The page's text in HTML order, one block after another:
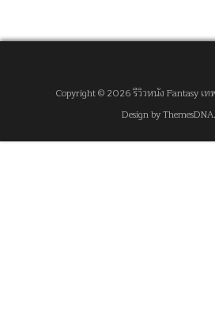
Copyright © 2026 รีวิวหนัง Fantasy เ
Design by